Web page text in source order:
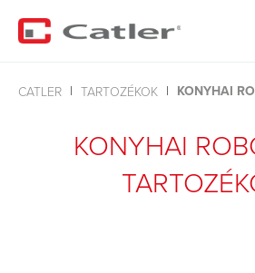
CATLER TARTOZÉKOK KONYHAI
KONYHAI